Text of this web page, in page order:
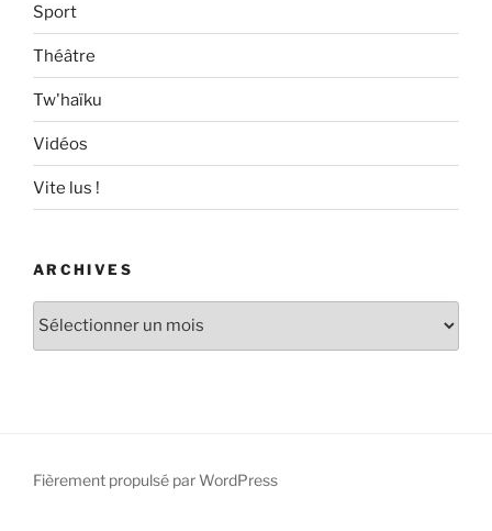
Sport
Théâtre
Tw'haïku
Vidéos
Vite lus !
ARCHIVES
Fièrement propulsé par WordPress